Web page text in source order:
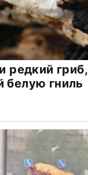
редкий гриб,
гниль